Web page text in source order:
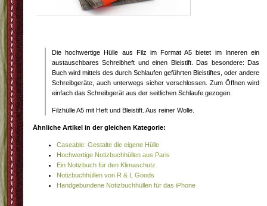
Die hochwertige Hülle aus Filz im Format A5 bietet im Inneren ein
austauschbares Schreibheft und einen Bleistift. Das besondere: Das
Buch wird mittels des durch Schlaufen geführten Bleistiftes, oder andere
Schreibgeräte, auch unterwegs sicher verschlossen. Zum Öffnen wird
einfach das Schreibgerät aus der seitlichen Schlaufe gezogen.
Filzhülle A5 mit Heft und Bleistift. Aus reiner Wolle.
Ähnliche Artikel in der gleichen Kategorie:
Caseable: Gestalte die eigene Hülle
Hochwertige Notizbuchhüllen aus Paris
Ein Notizbuch für den Klimaschutz
Notizbuchhüllen von R & L Goods
Handgebundene Notizbuchhüllen für das iPhone